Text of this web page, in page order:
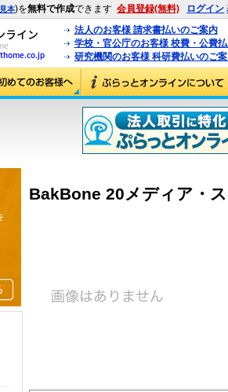
見本)を無料で作成できます 会員登録(無料) ログイン
法人のお客様 請求書払いのご案内
学校・官公庁のお客様 校費・公費
研究機関のお客様 科研費払いのご
BakBone 20メディア・